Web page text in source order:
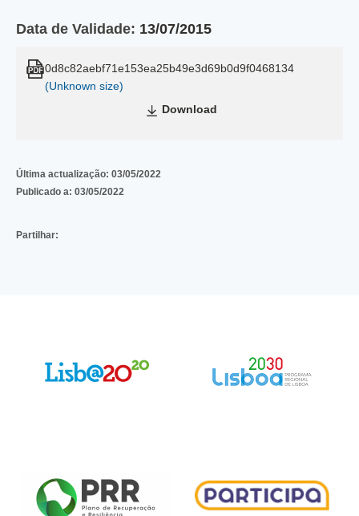
Data de Validade: 13/07/2015
0d8c82aebf71e153ea25b49e3d69b0d9f0468134
(Unknown size)
Download
Última actualização: 03/05/2022
Publicado a: 03/05/2022
Partilhar: